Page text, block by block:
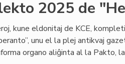
2025 de
kune eldonitaj de KCE,
unu el la plej antikvaj
organo aliĝinta al la Pakto,